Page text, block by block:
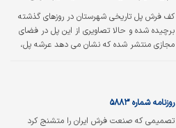
کف فرش پل تاریخی شهرستان در روزهای گذشته
برچیده شده و حالا تصاویری از این پل در فضای
مجازی منتشر شده که نشان می دهد عرشه پل،
ساله شده است.
تصمیمی که صنعت فرش ایران را متشنج کرد
روزنامه شماره ۵۸۸۳